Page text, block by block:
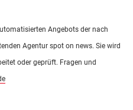
Angebots der nach
Agentur spot on news. Sie wird
oder geprüft. Fragen und